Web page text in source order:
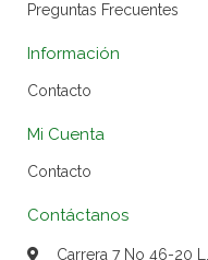
Preguntas Frecuentes
Información
Contacto
Mi Cuenta
Contacto
Contáctanos
Carrera 7 No 46-20